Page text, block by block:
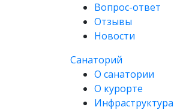
Вопрос-ответ
Отзывы
Новости
Санаторий
О санатории
О курорте
Инфраструктура